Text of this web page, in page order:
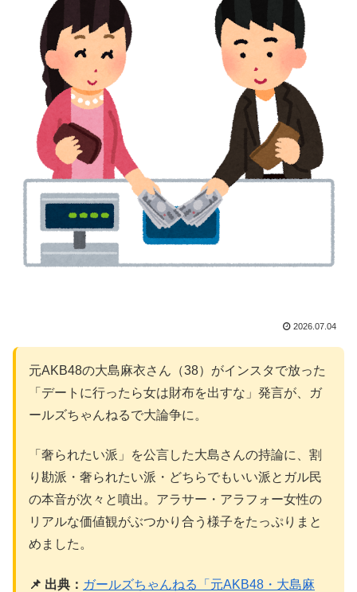
2026.07.04
元AKB48の大島麻衣さん（38）がインスタで放った
「デートに行ったら女は財布を出すな」発言が、ガ
ールズちゃんねるで大論争に。
「奢られたい派」を公言した大島さんの持論に、割
り勘派・奢られたい派・どちらでもいい派とガル民
の本音が次々と噴出。アラサー・アラフォー女性の
リアルな価値観がぶつかり合う様子をたっぷりまと
めました。
📌 出典： ガールズちゃんねる「元AKB48・大島麻